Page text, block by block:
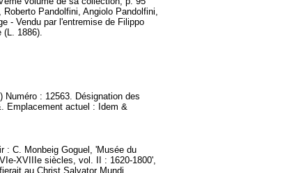
Pandolfini, Angiolo Pandolfini,
- Vendu par l'entremise de Filippo
(L. 1886).
: 12563. Désignation des
Emplacement actuel : Idem &
: C. Monbeig Goguel, 'Musée du
XVIIIe siècles, vol. II : 1620-1800',
au Christ Salvator Mundi